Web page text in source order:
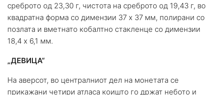
среброто од 23,30 г, чистота на среброто од 19,43 г, во
квадратна форма со димензии 37 х 37 мм, полирани со
позлата и вметнато кобалтно стакленце со димензии
18,4 х 6,1 мм.
„ДЕВИЦА“
На аверсот, во централниот дел на монетата се
прикажани четири атласа коишто го држат небото и